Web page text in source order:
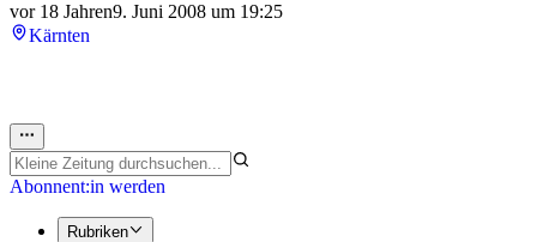
vor 18 Jahren9. Juni 2008 um 19:25
Kärnten
Abonnent:in werden
Rubriken